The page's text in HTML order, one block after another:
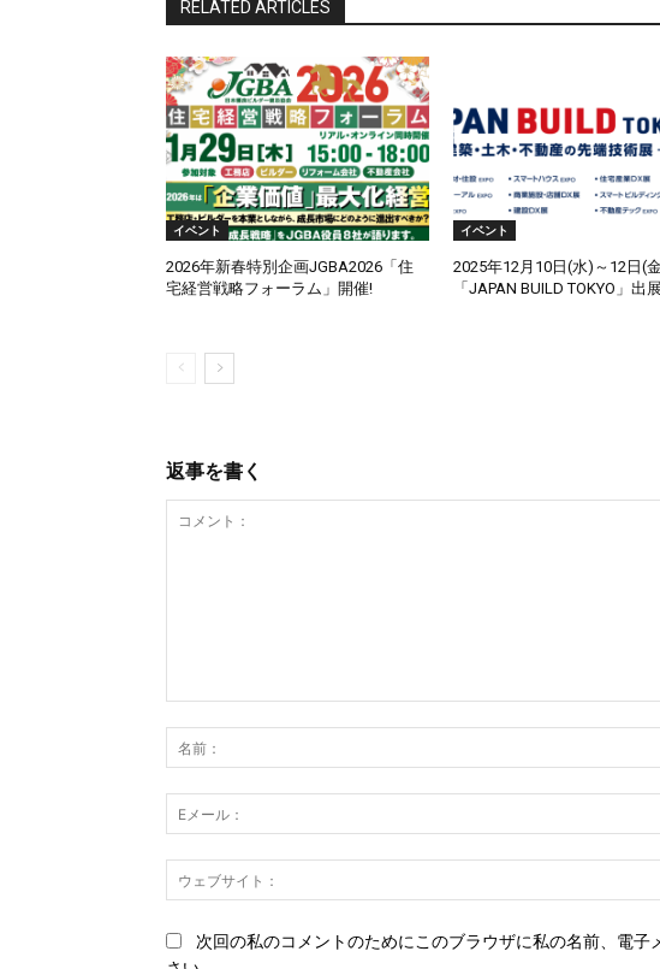
RELATED ARTICLES
イベント
2026年新春特別企画JGBA2026「住
宅経営戦略フォーラム」開催!
イベント
2025年12月10日(水)～12日(
「JAPAN BUILD TOKYO」出
返事を書く
ン
ト：
次回の私のコメントのためにこのブラウザに私の名前、電